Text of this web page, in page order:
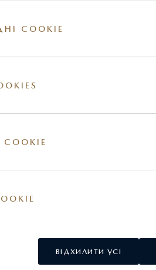
інформацією стосовно вартості та
елементи обладнання можуть відрізнятись.
COOKIE
ВІДХИЛИТИ УСІ